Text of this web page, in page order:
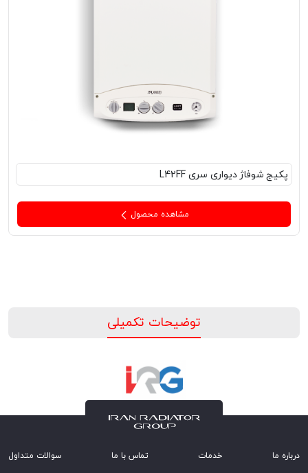
پکیج‌ شوفاژ دیواری سری L42FF
مشاهده محصول
توضیحات تکمیلی
درباره ما خدمات تماس با ما سوالات متداول